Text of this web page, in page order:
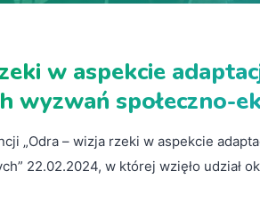
w aspekcie
wyzwań społeczno-
„Odra – wizja rzeki w aspekcie
22.02.2024, w której wzięło udział